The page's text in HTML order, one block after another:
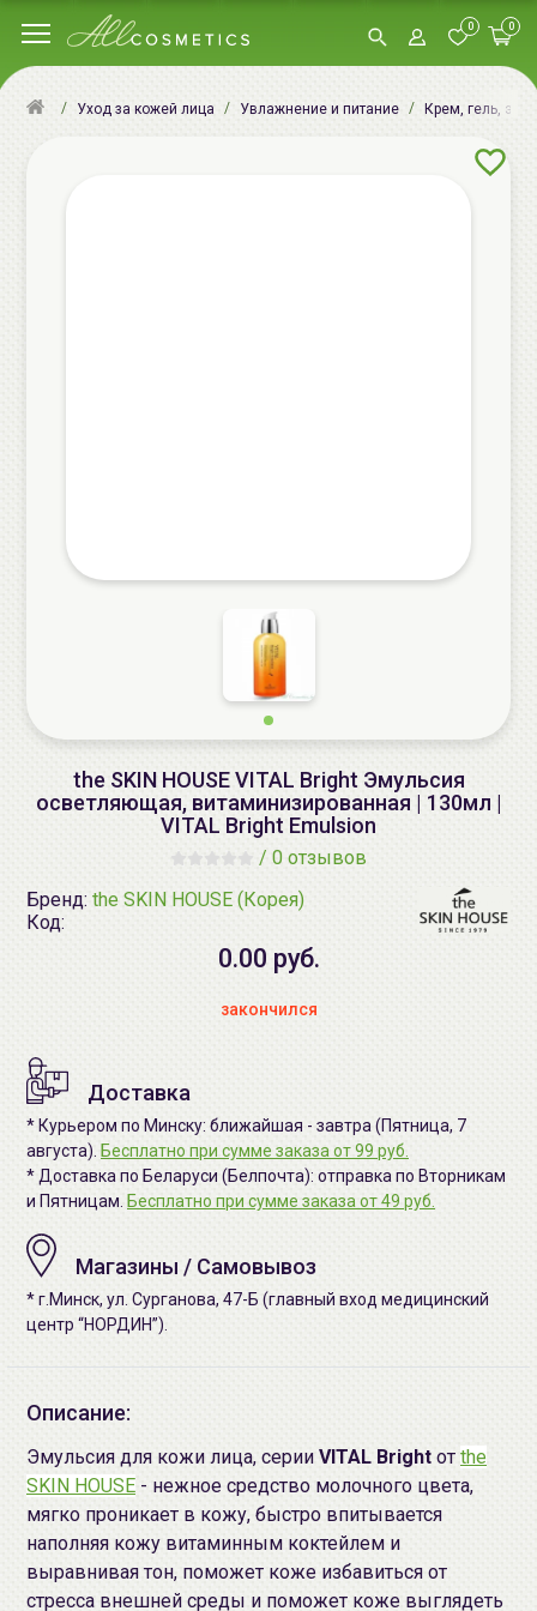
0 0
Уход за кожей лица Увлажнение и питание Крем, гель,
the SKIN HOUSE VITAL Bright Эмульсия
осветляющая, витаминизированная | 130мл |
VITAL Bright Emulsion
/ 0 отзывов
Бренд: the SKIN HOUSE (Корея)
Код:
0.00 руб.
закончился
Доставка
* Курьером по Минску: ближайшая - завтра (Пятница, 7
августа). Бесплатно при сумме заказа от 99 руб.
* Доставка по Беларуси (Белпочта): отправка по Вторникам
и Пятницам. Бесплатно при сумме заказа от 49 руб.
Магазины / Самовывоз
* г.Минск, ул. Сурганова, 47-Б (главный вход медицинский
центр “НОРДИН”).
Описание:
Эмульсия для кожи лица, серии VITAL Bright от the
SKIN HOUSE - нежное средство молочного цвета,
мягко проникает в кожу, быстро впитывается
наполняя кожу витаминным коктейлем и
выравнивая тон, поможет коже избавиться от
стресса внешней среды и поможет коже выглядеть